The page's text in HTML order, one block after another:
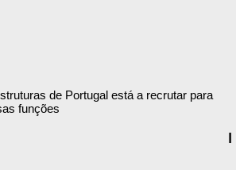
de Portugal está a recrutar para
funções
I